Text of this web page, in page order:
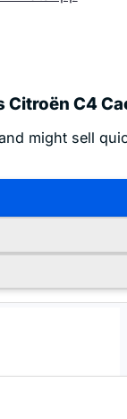
Citroën C4
might sell